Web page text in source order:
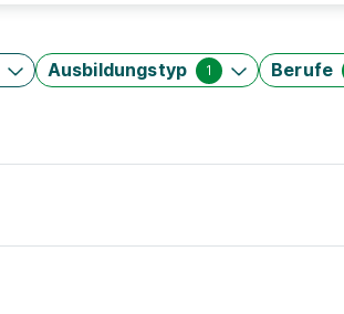
Ausbildungstyp 1 Berufe